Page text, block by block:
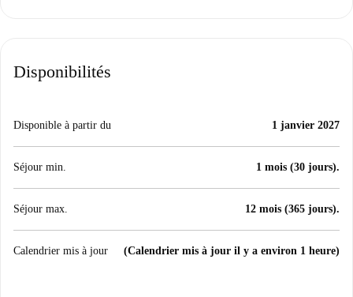
Disponibilités
Disponible à partir du 1 janvier 2027
Séjour min. 1 mois (30 jours).
Séjour max. 12 mois (365 jours).
Calendrier mis à jour (Calendrier mis à jour il y a environ 1 heure)